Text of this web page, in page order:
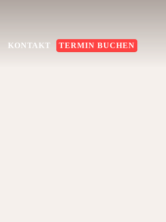
KONTAKT TERMIN BUCHEN